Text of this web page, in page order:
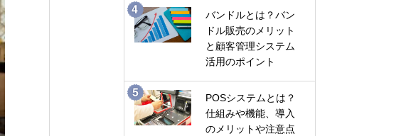
バンドルとは？バン
ドル販売のメリット
と顧客管理システム
活用のポイント
POSシステムとは？
仕組みや機能、導入
のメリットや注意点